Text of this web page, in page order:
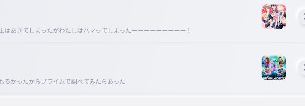
はあきてしまったがわたしはハマってしまったーーーーーーーーー！
ろかったからプライムで調べてみたらあった